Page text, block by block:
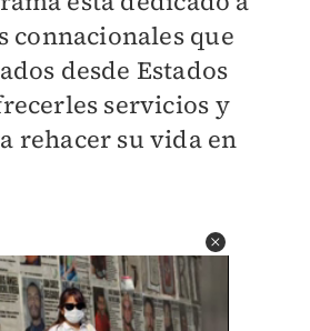
connacionales que
desde Estados
servicios y
rehacer su vida en